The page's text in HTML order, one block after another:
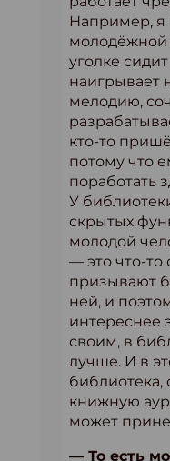
Например, я
молодёжной
уголке
наигрывает
мелодию,
кто-то
потому что
поработать
У
скрытых
молодой
— это что-то
призывают
ней, и
интереснее
своим, в
лучше. И в
библиотека,
книжную
может
— То есть